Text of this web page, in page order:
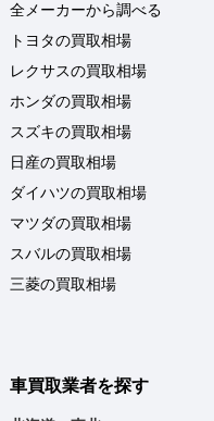
全メーカーから調べる
トヨタの買取相場
レクサスの買取相場
ホンダの買取相場
スズキの買取相場
日産の買取相場
ダイハツの買取相場
マツダの買取相場
スバルの買取相場
三菱の買取相場
車買取業者を探す